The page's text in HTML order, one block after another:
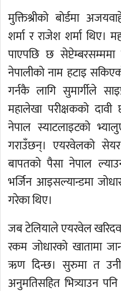
मुक्तिश्रीको बोर्डमा
शर्मा र राजेश शर्मा थिए।
पाएपछि छ
नेपालीको नाम हटाइ
गर्नकै लागि सुमार्गीले
महालेखा परीक्षकको
नेपाल स्याटलाइटको
गराउँछन्। एयरवेलको
बापतको पैसा नेपाल
भर्जिन आइसल्यान्डमा
गरेका थिए।
जब टेलियाले एयरवेल
रकम जोधारको खातामा
ऋण दिन्छ। सुरुमा त उनी
अनुमतिसहित भित्र्याउन